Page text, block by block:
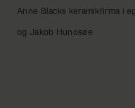
Anne Blacks keramikfirma i
og Jakob Hunosøe